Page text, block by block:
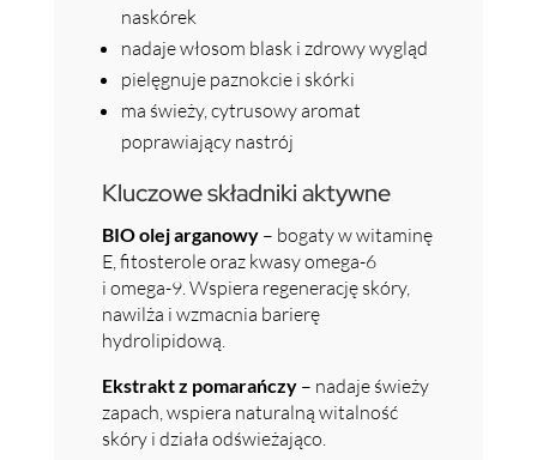
naskórek
nadaje włosom blask i zdrowy wygląd
pielęgnuje paznokcie i skórki
ma świeży, cytrusowy aromat
poprawiający nastrój
Kluczowe składniki aktywne
BIO olej arganowy– bogaty w witaminę
E, fitosterole oraz kwasy omega-6
i omega-9. Wspiera regenerację skóry,
nawilża i wzmacnia barierę
hydrolipidową.
Ekstrakt z pomarańczy– nadaje świeży
zapach, wspiera naturalną witalność
skóry i działa odświeżająco.